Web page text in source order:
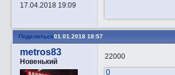
17.04.2018 19:09
Поделиться01.01.2018 18:57
metros83
Новенький
22000
0